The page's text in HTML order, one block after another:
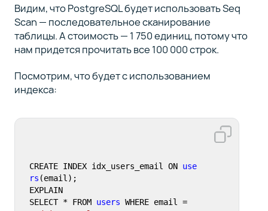
Видим, что PostgreSQL будет использовать Seq
Scan — последовательное сканирование
таблицы. А стоимость — 1 750 единиц, потому что
нам придется прочитать все 100 000 строк.
Посмотрим, что будет с использованием
индекса:
CREATE INDEX idx_users_email ON use
rs (email);
EXPLAIN
SELECT * FROM users
WHERE email =